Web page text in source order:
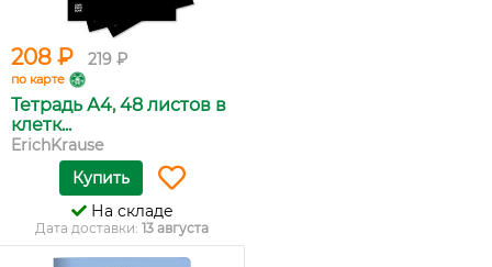
208 ₽ 219 ₽
по карте
Тетрадь А4, 48 листов в
клетк...
ErichKrause
Купить
На складе
Дата доставки: 13 августа